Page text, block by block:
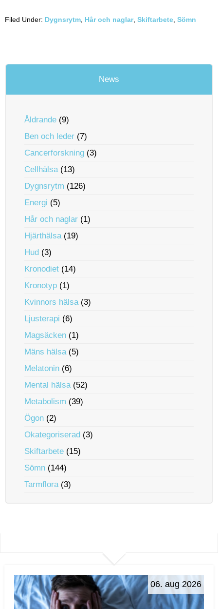
Filed Under: Dygnsrytm Hår och naglar, Skiftarbete Sömn
News
Åldrande (9)
Ben och leder (7)
Cancerforskning (3)
Cellhälsa(13)
Dygnsrytm (126)
Energi (5)
Hår och naglar (1)
Hjärthälsa(19)
Hud (3)
Kronodiet (14)
Kronotyp (1)
Kvinnors hälsa(3)
Ljusterapi (6)
Magsäcken (1)
Mäns hälsa(5)
Melatonin (6)
Mental hälsa(52)
Metabolism (39)
Ögon (2)
Okategoriserad (3)
Skiftarbete (15)
Sömn (144)
Tarmflora(3)
06. aug 2026